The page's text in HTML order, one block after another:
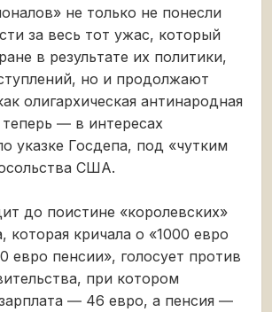
не только не понесли
за весь тот ужас, который
в результате их политики,
но и продолжают
олигархическая антинародная
― в интересах
указке Госдепа, под «чутким
США.
до поистине «королевских»
которая кричала о «1000 евро
евро пенсии», голосует против
при котором
― 46 евро, а пенсия ―